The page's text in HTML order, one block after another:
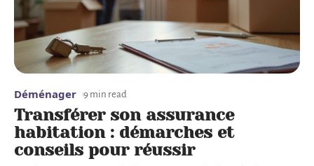
Déménager 9 min read
Transférer son assurance
habitation : démarches et
conseils pour réussir